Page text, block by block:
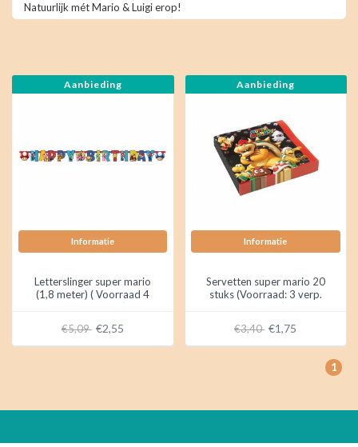
Natuurlijk mét Mario & Luigi erop!
Aanbieding
Informatie
Letterslinger super mario
(1,8 meter) ( Voorraad 4
stuks OP=OP)
€5,09 €2,55
Aanbieding
Informatie
Servetten super mario 20
stuks (Voorraad: 3 verp.
OP=OP)
€3,40 €1,75
1